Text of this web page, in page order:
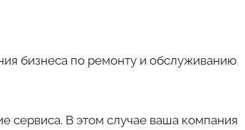
бизнеса по ремонту и обслуживанию
сервиса. В этом случае ваша компания